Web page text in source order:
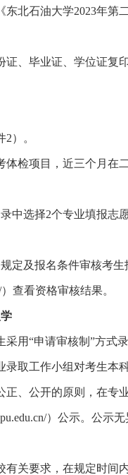
东北石油大学2023年第
证、毕业证、学位证复
）。
体检项目，近三个月在
中选择2个专业填报志
定及报名条件审核考
）查看资格审核结果。
用“申请审核制”方式录
录取工作小组对考生本
正、公开的原则，在专
）公示。公
有关要求，在规定时间